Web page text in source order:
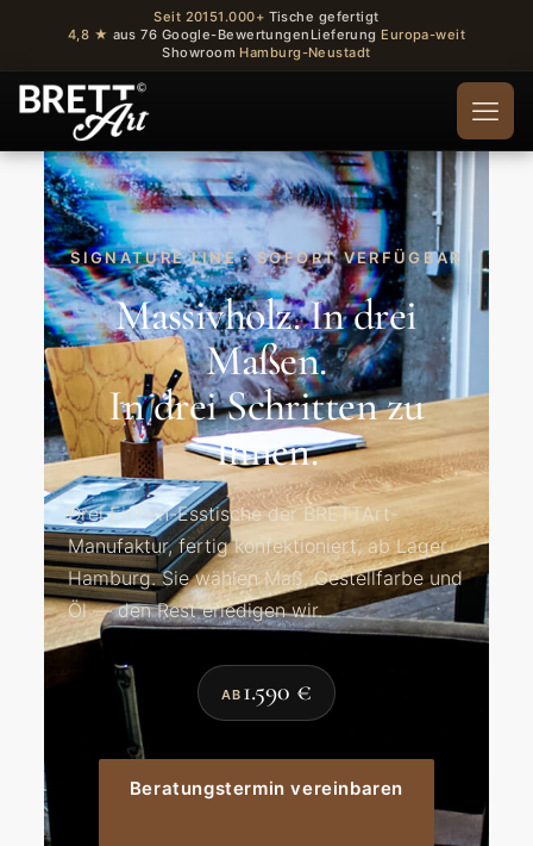
Seit 20151.000+ Tische gefertigt
4,8 ★ aus 76 Google-Bewertungen Lieferung Europa-weit
Showroom Hamburg-Neustadt
SIGNATURE LINE · SOFORT VERFÜGBAR
Massivholz. In drei
Maßen.
In drei Schritten zu
Ihnen.
Drei Eichen-Esstische der BRETTArt-
Manufaktur, fertig konfektioniert, ab Lager
Hamburg. Sie wählen Maß, Gestellfarbe und
Öl — den Rest erledigen wir.
AB 1.590 €
Beratungstermin vereinbaren